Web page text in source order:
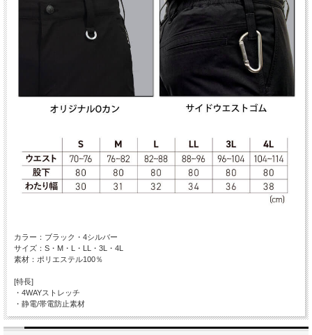
カラー：ブラック・4シルバー
サイズ：S・M・L・LL・3L・4L
素材：ポリエステル100％
[特長]
・4WAYストレッチ
・静電/帯電防止素材